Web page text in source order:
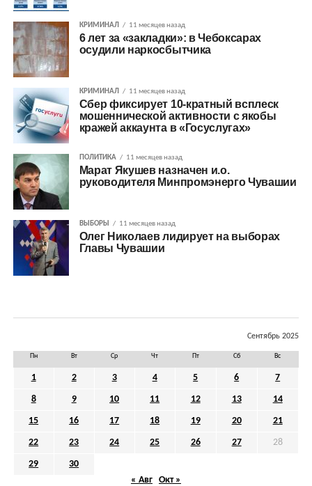
КРИМИНАЛ 11 месяцев назад
6 лет за «закладки»: в Чебоксарах
осудили наркосбытчика
КРИМИНАЛ 11 месяцев назад
Сбер фиксирует 10-кратный всплеск
мошеннической активности с якобы
кражей аккаунта в «Госуслугах»
ПОЛИТИКА 11 месяцев назад
Марат Якушев назначен и.о.
руководителя Минпромэнерго Чувашии
ВЫБОРЫ 11 месяцев назад
Олег Николаев лидирует на выборах
Главы Чувашии
Сентябрь 2025
Пн Вт Ср Чт Пт Сб Вс
1 2 3 4 5 6 7
8 9 10 11 12 13 14
15 16 17 18 19 20 21
22 23 24 25 26 27 28
29
30
« Авг
Окт »